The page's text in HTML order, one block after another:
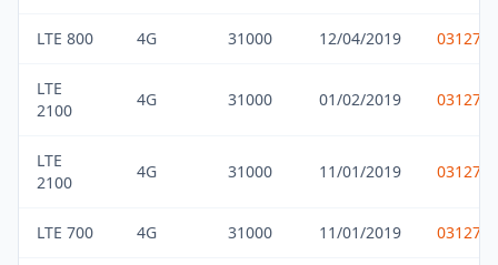
LTE 800 4G 31000 12/04/2019
LTE
2100
4G 31000 01/02/2019
LTE
2100
4G 31000 11/01/2019
LTE 700 4G 31000 11/01/2019